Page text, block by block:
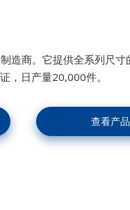
造商。它提供全系列尺
，日产量20,000件。
查看产